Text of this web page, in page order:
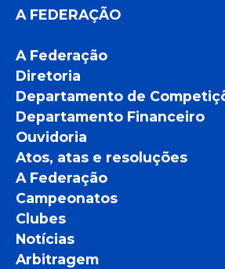
A FEDERAÇÃO
A Federação
Diretoria
Departamento de
Departamento Financeiro
Ouvidoria
Atos, atas e resoluções
A Federação
Campeonatos
Clubes
Notícias
Arbitragem